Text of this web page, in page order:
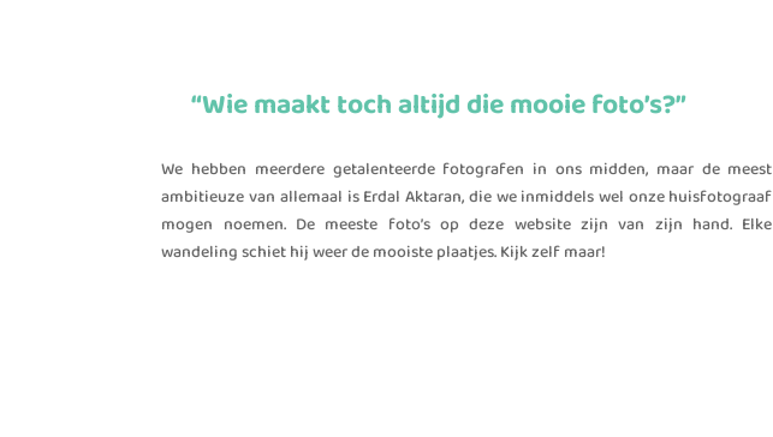
“Wie maakt toch altijd die mooie foto’s?”
We hebben meerdere getalenteerde fotografen in ons midden, maar de meest
ambitieuze van allemaal is Erdal Aktaran, die we inmiddels wel onze huisfotograaf
mogen noemen. De meeste foto’s op deze website zijn van zijn hand. Elke
wandeling schiet hij weer de mooiste plaatjes. Kijk zelf maar!